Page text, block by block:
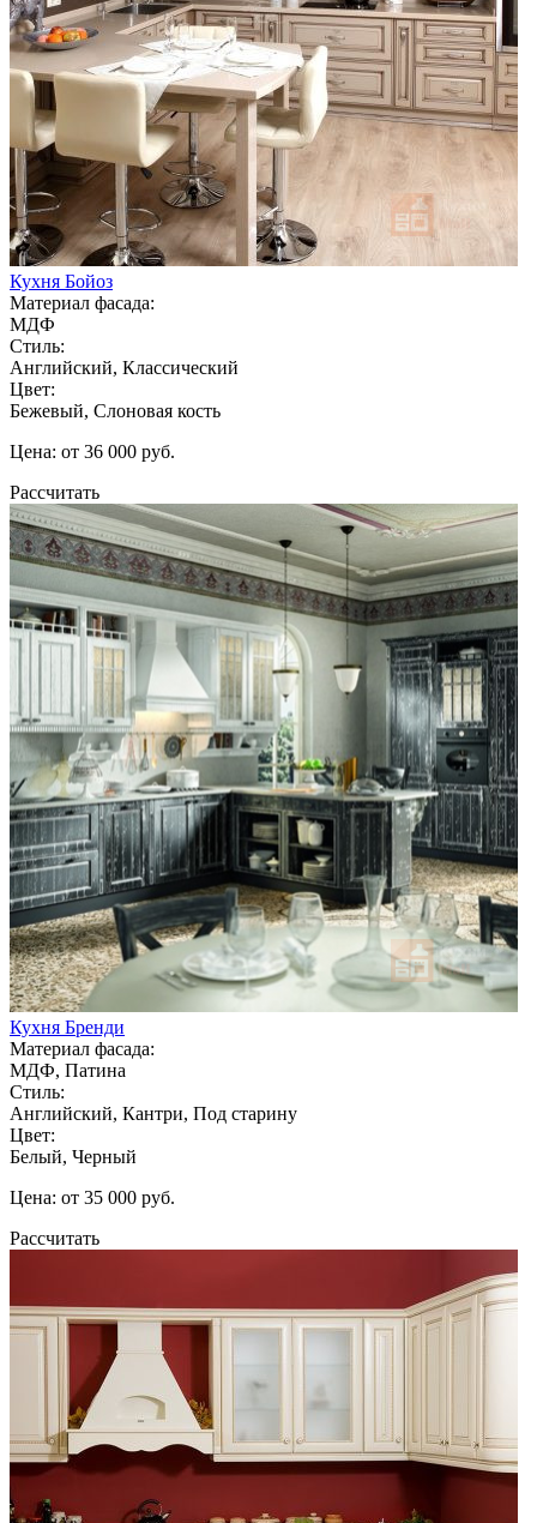
Кухня Бойоз
Материал фасада:
МДФ
Стиль:
Английский, Классический
Цвет:
Бежевый, Слоновая кость
Цена: от 36 000 руб.
Рассчитать
Кухня Бренди
Материал фасада:
МДФ, Патина
Стиль:
Английский, Кантри, Под старину
Цвет:
Белый, Черный
Цена: от 35 000 руб.
Рассчитать